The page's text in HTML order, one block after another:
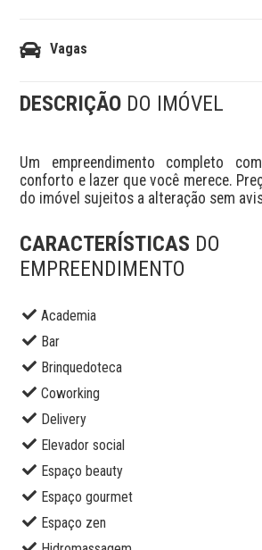
Vagas
DESCRIÇÃO DO IMÓVEL
Um empreendimento completo
conforto e lazer que você merece.
do imóvel sujeitos a alteração sem
CARACTERÍSTICAS DO
EMPREENDIMENTO
Academia
Bar
Brinquedoteca
Coworking
Delivery
Elevador social
Espaço beauty
Espaço gourmet
Espaço zen